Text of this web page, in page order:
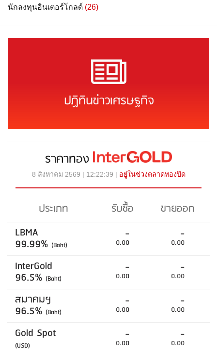
นักลงทุนอินเตอร์โกลด์ (26)
ปฏิทินข่าวเศรษฐกิจ
ราคาทอง
8 สิงหาคม 2569 | 12:22:39 | อยู่ในช่วงตลาดทองปิด
ประเภท รับซื้อ
ขายออก
LBMA
99.99% (Baht)
-
0.00
-
0.00
InterGold
96.5% (Baht)
-
0.00
-
0.00
สมาคมฯ
96.5% (Baht)
-
0.00
-
0.00
Gold Spot
(USD)
-
0.00
-
0.00